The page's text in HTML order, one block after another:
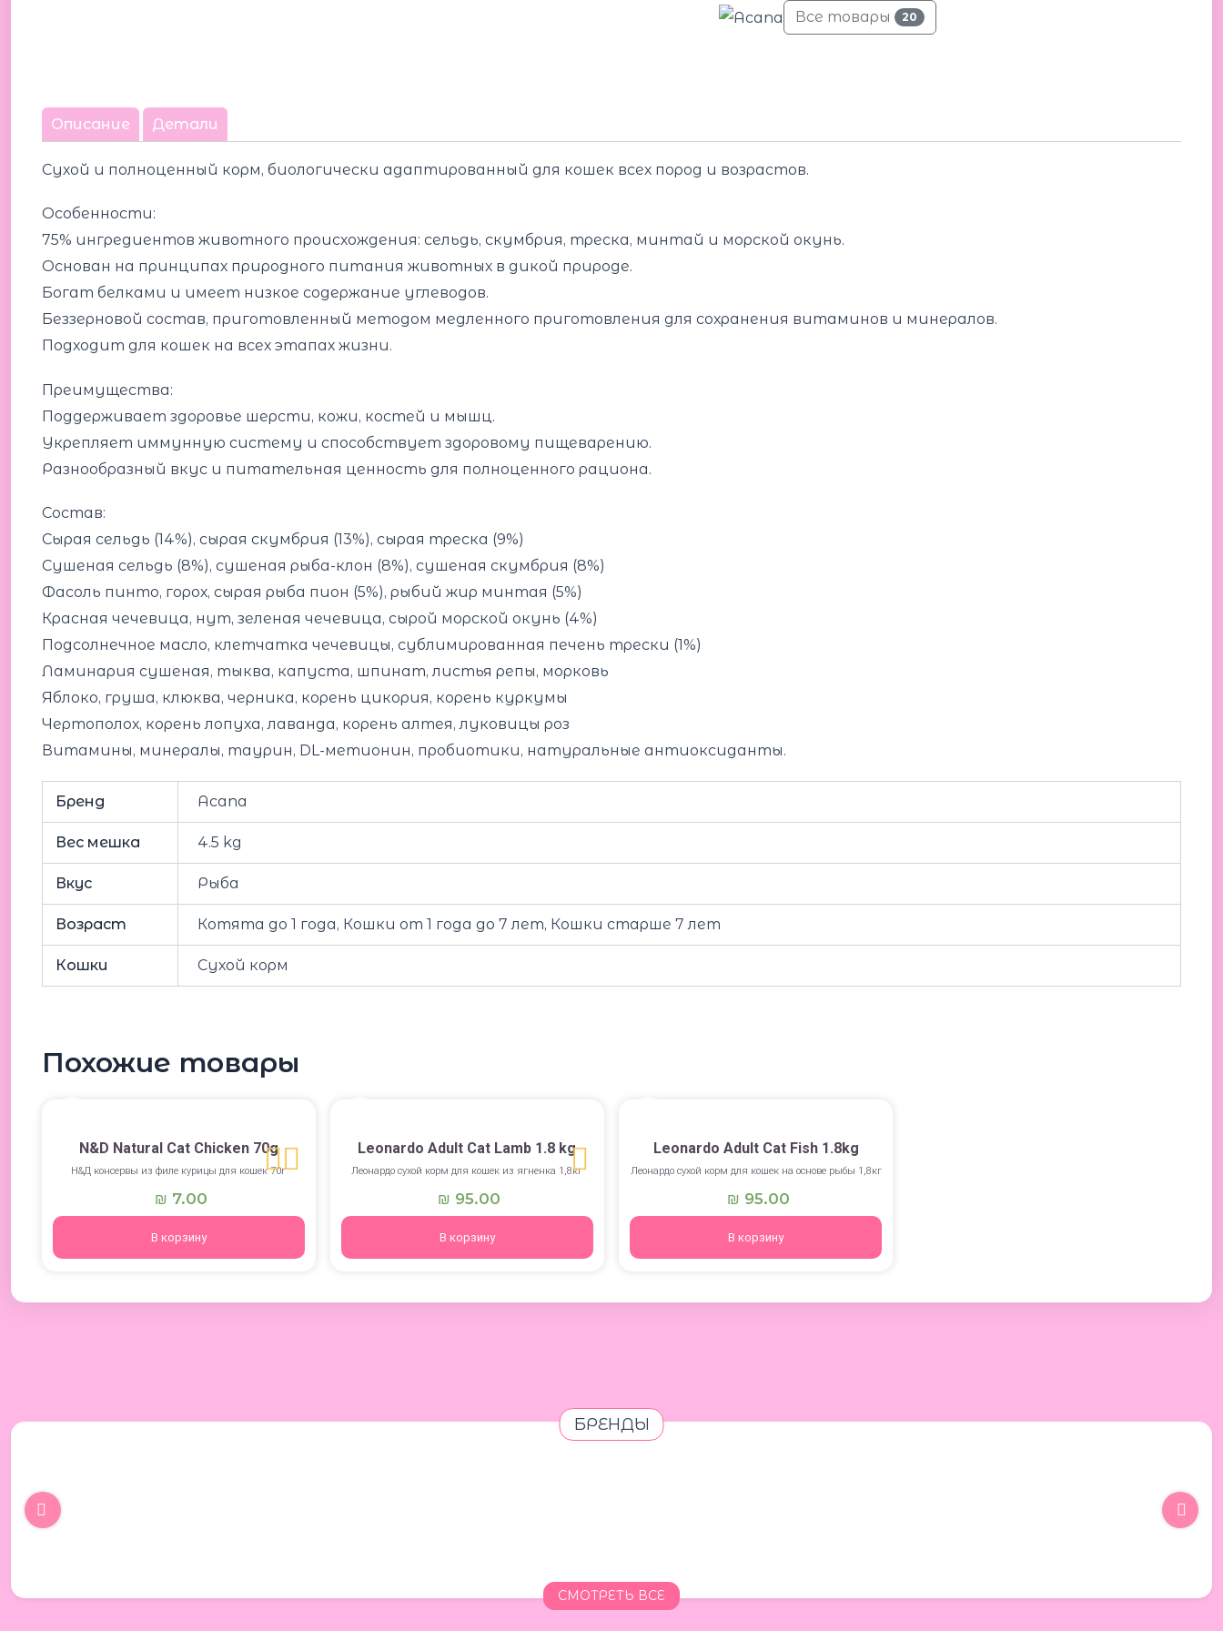
Все товары 20
Описание Детали
Сухой и полноценный корм, биологически адаптированный для кошек всех пород и возрастов.
Особенности:
75% ингредиентов животного происхождения: сельдь, скумбрия, треска, минтай и морской окунь.
Основан на принципах природного питания животных в дикой природе.
Богат белками и имеет низкое содержание углеводов.
Беззерновой состав, приготовленный методом медленного приготовления для сохранения витаминов и минералов.
Подходит для кошек на всех этапах жизни.
Преимущества:
Поддерживает здоровье шерсти, кожи, костей и мышц.
Укрепляет иммунную систему и способствует здоровому пищеварению.
Разнообразный вкус и питательная ценность для полноценного рациона.
Состав:
Сырая сельдь (14%), сырая скумбрия (13%), сырая треска (9%)
Сушеная сельдь (8%), сушеная рыба-клон (8%), сушеная скумбрия (8%)
Фасоль пинто, горох, сырая рыба пион (5%), рыбий жир минтая (5%)
Красная чечевица, нут, зеленая чечевица, сырой морской окунь (4%)
Подсолнечное масло, клетчатка чечевицы, сублимированная печень трески (1%)
Ламинария сушеная, тыква, капуста, шпинат, листья репы, морковь
Яблоко, груша, клюква, черника, корень цикория, корень куркумы
Чертополох, корень лопуха, лаванда, корень алтея, луковицы роз
Витамины, минералы, таурин, DL-метионин, пробиотики, натуральные антиоксиданты.
Бренд Acana
Вес мешка 4.5 kg
Вкус Рыба
Возраст Котята до 1 года, Кошки от 1 года до 7 лет, Кошки старше 7 лет
Кошки Сухой корм
Похожие товары
N&D Natural Cat Chicken 70g
Н&Д консервы из филе курицы для кошек 70г
₪ 7.00
В корзину
Leonardo Adult Cat Lamb 1.8 kg
Леонардо сухой корм для кошек из ягненка 1,8кг
₪ 95.00
В корзину
Leonardo Adult Cat Fish 1.8kg
Леонардо сухой корм для кошек на основе рыбы 1,8кг
₪ 95.00
В корзину
БРЕНДЫ
СМОТРЕТЬ ВСЕ